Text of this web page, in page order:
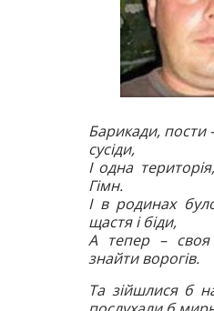
Барикади, пости
сусіди,
І одна
Гімн.
І в родинах
щастя і біди,
А тепер – своя
знайти ворогів.
Та зійшлися б